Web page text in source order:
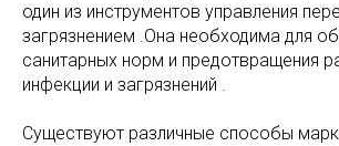
один из инструментов управления
загрязнением .Она необходима для
санитарных норм и предотвращения
инфекции и загрязнений .
Существуют различные способы